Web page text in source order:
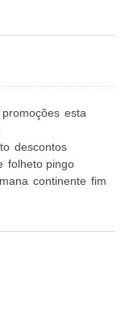
esta
descontos
folheto pingo
continente fim